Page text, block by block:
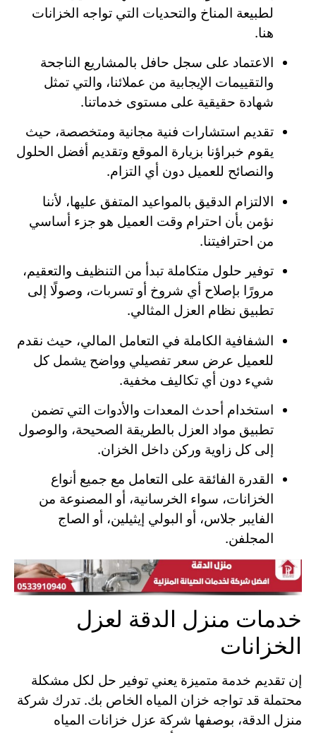
لطبيعة المناخ والتحديات التي تواجه الخزانات
هنا.
الاعتماد على سجل حافل بالمشاريع الناجحة
والتقييمات الإيجابية من عملائنا، والتي تمثل
شهادة حقيقية على مستوى خدماتنا.
تقديم استشارات فنية مجانية ومتخصصة، حيث
يقوم خبراؤنا بزيارة الموقع وتقديم أفضل الحلول
والنصائح للعميل دون أي التزام.
الالتزام الدقيق بالمواعيد المتفق عليها، لأننا
نؤمن بأن احترام وقت العميل هو جزء أساسي
من احترافيتنا.
توفير حلول متكاملة تبدأ من التنظيف والتعقيم،
مرورًا بإصلاح أي شروخ أو تسربات، وصولًا إلى
تطبيق نظام العزل المثالي.
الشفافية الكاملة في التعامل المالي، حيث نقدم
للعميل عرض سعر تفصيلي وواضح يشمل كل
شيء دون أي تكاليف مخفية.
استخدام أحدث المعدات والأدوات التي تضمن
تطبيق مواد العزل بالطريقة الصحيحة، والوصول
إلى كل زاوية وركن داخل الخزان.
القدرة الفائقة على التعامل مع جميع أنواع
الخزانات، سواء الخرسانية، أو المصنوعة من
الفايبر جلاس، أو البولي إيثيلين، أو الصاج
المجلفن.
خدمات منزل الدقة لعزل
الخزانات
إن تقديم خدمة متميزة يعني توفير حل لكل مشكلة
محتملة قد تواجه خزان المياه الخاص بك. تدرك شركة
منزل الدقة، بوصفها شركة عزل خزانات المياه